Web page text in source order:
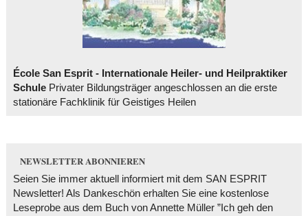
École San Esprit - Internationale Heiler- und Heilpraktiker
SchulePrivater Bildungsträger angeschlossen an die erste
stationäre Fachklinik für Geistiges Heilen
NEWSLETTER ABONNIEREN
Seien Sie immer aktuell informiert mit dem SAN ESPRIT
Newsletter! Als Dankeschön erhalten Sie eine kostenlose
Leseprobe aus dem Buch von Annette Müller ”Ich geh den